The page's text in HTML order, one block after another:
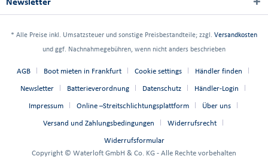
* Alle Preise inkl. Umsatzsteuer und sonstige Preisbestandteile; zzgl. Versandkosten
und ggf. Nachnahmegebühren, wenn nicht anders beschrieben
AGB Boot mieten in Frankfurt Cookie settings Händler finden
Newsletter Batterieverordnung Datenschutz Händler-Login
Impressum Online –Streitschlichtungsplattform Über uns
Versand und Zahlungsbedingungen Widerrufsrecht
Widerrufsformular
Copyright © Waterloft GmbH & Co. KG - Alle Rechte vorbehalten